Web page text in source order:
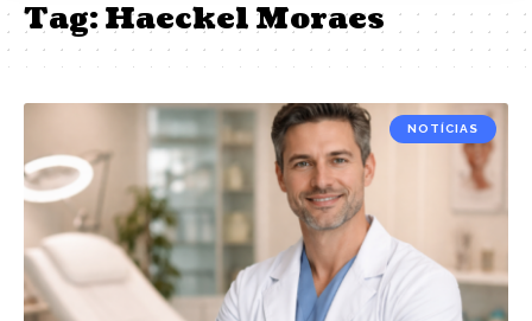
Tag:Haeckel Moraes
NOTÍCIAS